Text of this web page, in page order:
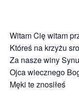
Witam Cię witam
Któreś na krzyżu
Za nasze winy
Ojca wiecznego
Męki te znosiłeś